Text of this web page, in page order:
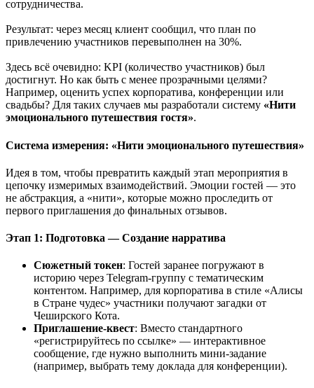
сотрудничества.
Результат: через месяц клиент сообщил, что план по
привлечению участников перевыполнен на 30%.
Здесь всё очевидно: KPI (количество участников) был
достигнут. Но как быть с менее прозрачными целями?
Например, оценить успех корпоратива, конференции или
свадьбы? Для таких случаев мы разработали систему «Нити
эмоционального путешествия гостя».
Система измерения: «Нити эмоционального путешествия»
Идея в том, чтобы превратить каждый этап мероприятия в
цепочку измеримых взаимодействий. Эмоции гостей — это
не абстракция, а «нити», которые можно проследить от
первого приглашения до финальных отзывов.
Этап 1: Подготовка — Создание нарратива
Сюжетный токен: Гостей заранее погружают в
историю через Telegram-группу с тематическим
контентом. Например, для корпоратива в стиле «Алисы
в Стране чудес» участники получают загадки от
Чеширского Кота.
Приглашение-квест: Вместо стандартного
«регистрируйтесь по ссылке» — интерактивное
сообщение, где нужно выполнить мини-задание
(например, выбрать тему доклада для конференции).